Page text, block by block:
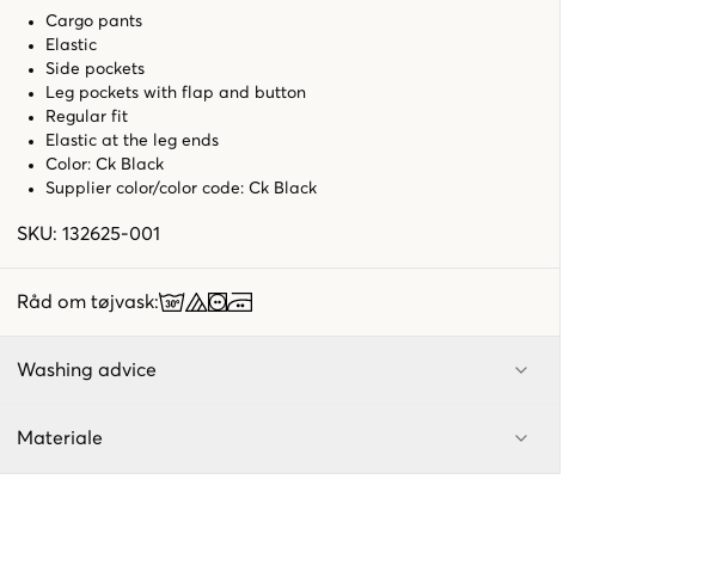
Cargo pants
Elastic
Side pockets
Leg pockets with flap and button
Regular fit
Elastic at the leg ends
Color: Ck Black
Supplier color/color code: Ck Black
SKU: 132625-001
Råd om tøjvask:
Washing advice
Materiale